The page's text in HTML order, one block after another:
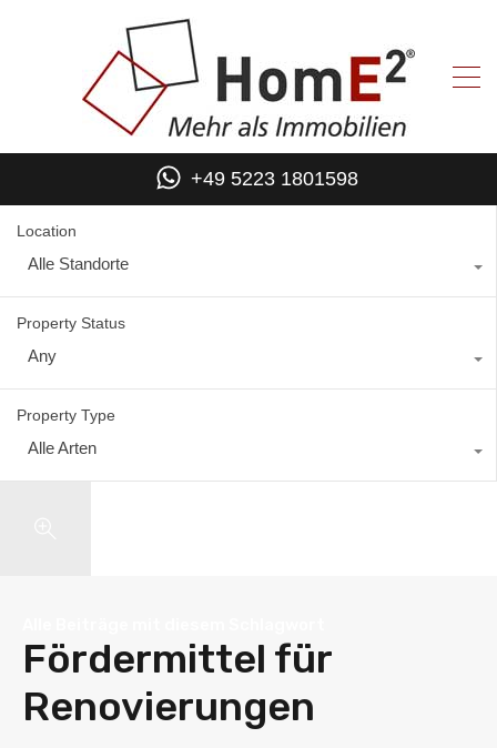
+49 5223 1801598
Location
Alle Standorte
Property Status
Any
Property Type
Alle Arten
Fördermittel für
Renovierungen